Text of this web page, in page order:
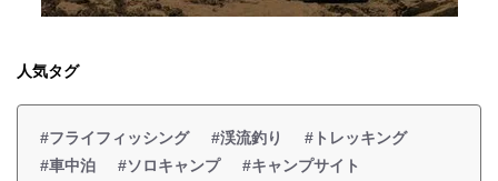
人気タグ
#フライフィッシング #渓流釣り
#トレッキング
#車中泊
#ソロキャンプ
#キャンプサイト